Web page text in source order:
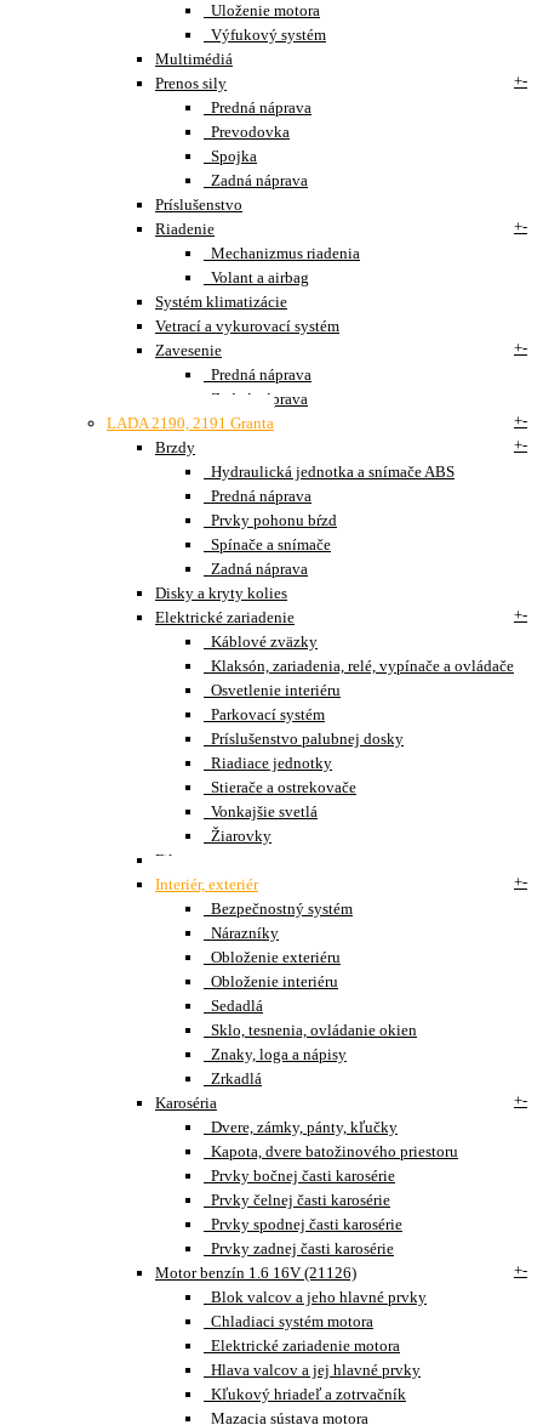
Uloženie motora
Výfukový systém
Multimédiá
Prenos sily
+-
Predná náprava
Prevodovka
Spojka
Zadná náprava
Príslušenstvo
Riadenie
+-
Mechanizmus riadenia
Volant a airbag
Systém klimatizácie
Vetrací a vykurovací systém
Zavesenie
+-
Predná náprava
Zadná náprava
LADA 2190, 2191 Granta
+-
Brzdy
+-
Hydraulická jednotka a snímače ABS
Predná náprava
Prvky pohonu bŕzd
Spínače a snímače
Zadná náprava
Disky a kryty kolies
Elektrické zariadenie
+-
Káblové zväzky
Klaksón, zariadenia, relé, vypínače a ovládače
Osvetlenie interiéru
Parkovací systém
Príslušenstvo palubnej dosky
Riadiace jednotky
Stierače a ostrekovače
Vonkajšie svetlá
Žiarovky
Filter
Interiér, exteriér
+-
Bezpečnostný systém
Nárazníky
Obloženie exteriéru
Obloženie interiéru
Sedadlá
Sklo, tesnenia, ovládanie okien
Znaky, loga a nápisy
Zrkadlá
Karoséria
+-
Dvere, zámky, pánty, kľučky
Kapota, dvere batožinového priestoru
Prvky bočnej časti karosérie
Prvky čelnej časti karosérie
Prvky spodnej časti karosérie
Prvky zadnej časti karosérie
Motor benzín 1.6 16V (21126)
+-
Blok valcov a jeho hlavné prvky
Chladiaci systém motora
Elektrické zariadenie motora
Hlava valcov a jej hlavné prvky
Kľukový hriadeľ a zotrvačník
Mazacia sústava motora